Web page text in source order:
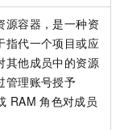
源容器，是一种资
指代一个项目或应
其他成员中的资源
管理账号授予
RAM 角色对成员